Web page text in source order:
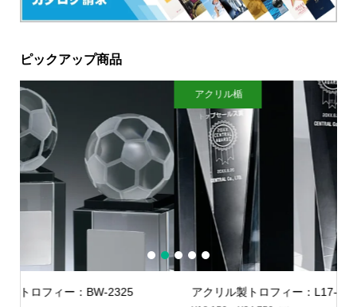
ピックアップ商品
アクリル製トロフィー：L17-01
アクリル楯
1 2 3 4 5